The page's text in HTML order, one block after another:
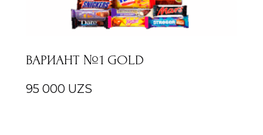
ВАРИАНТ №1 GOLD
95 000 UZS